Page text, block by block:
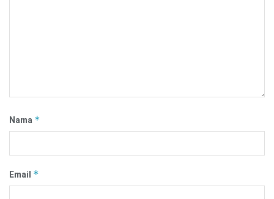
Nama *
Email *